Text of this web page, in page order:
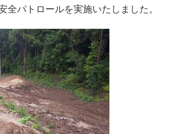
全パトロールを実施いたしました。